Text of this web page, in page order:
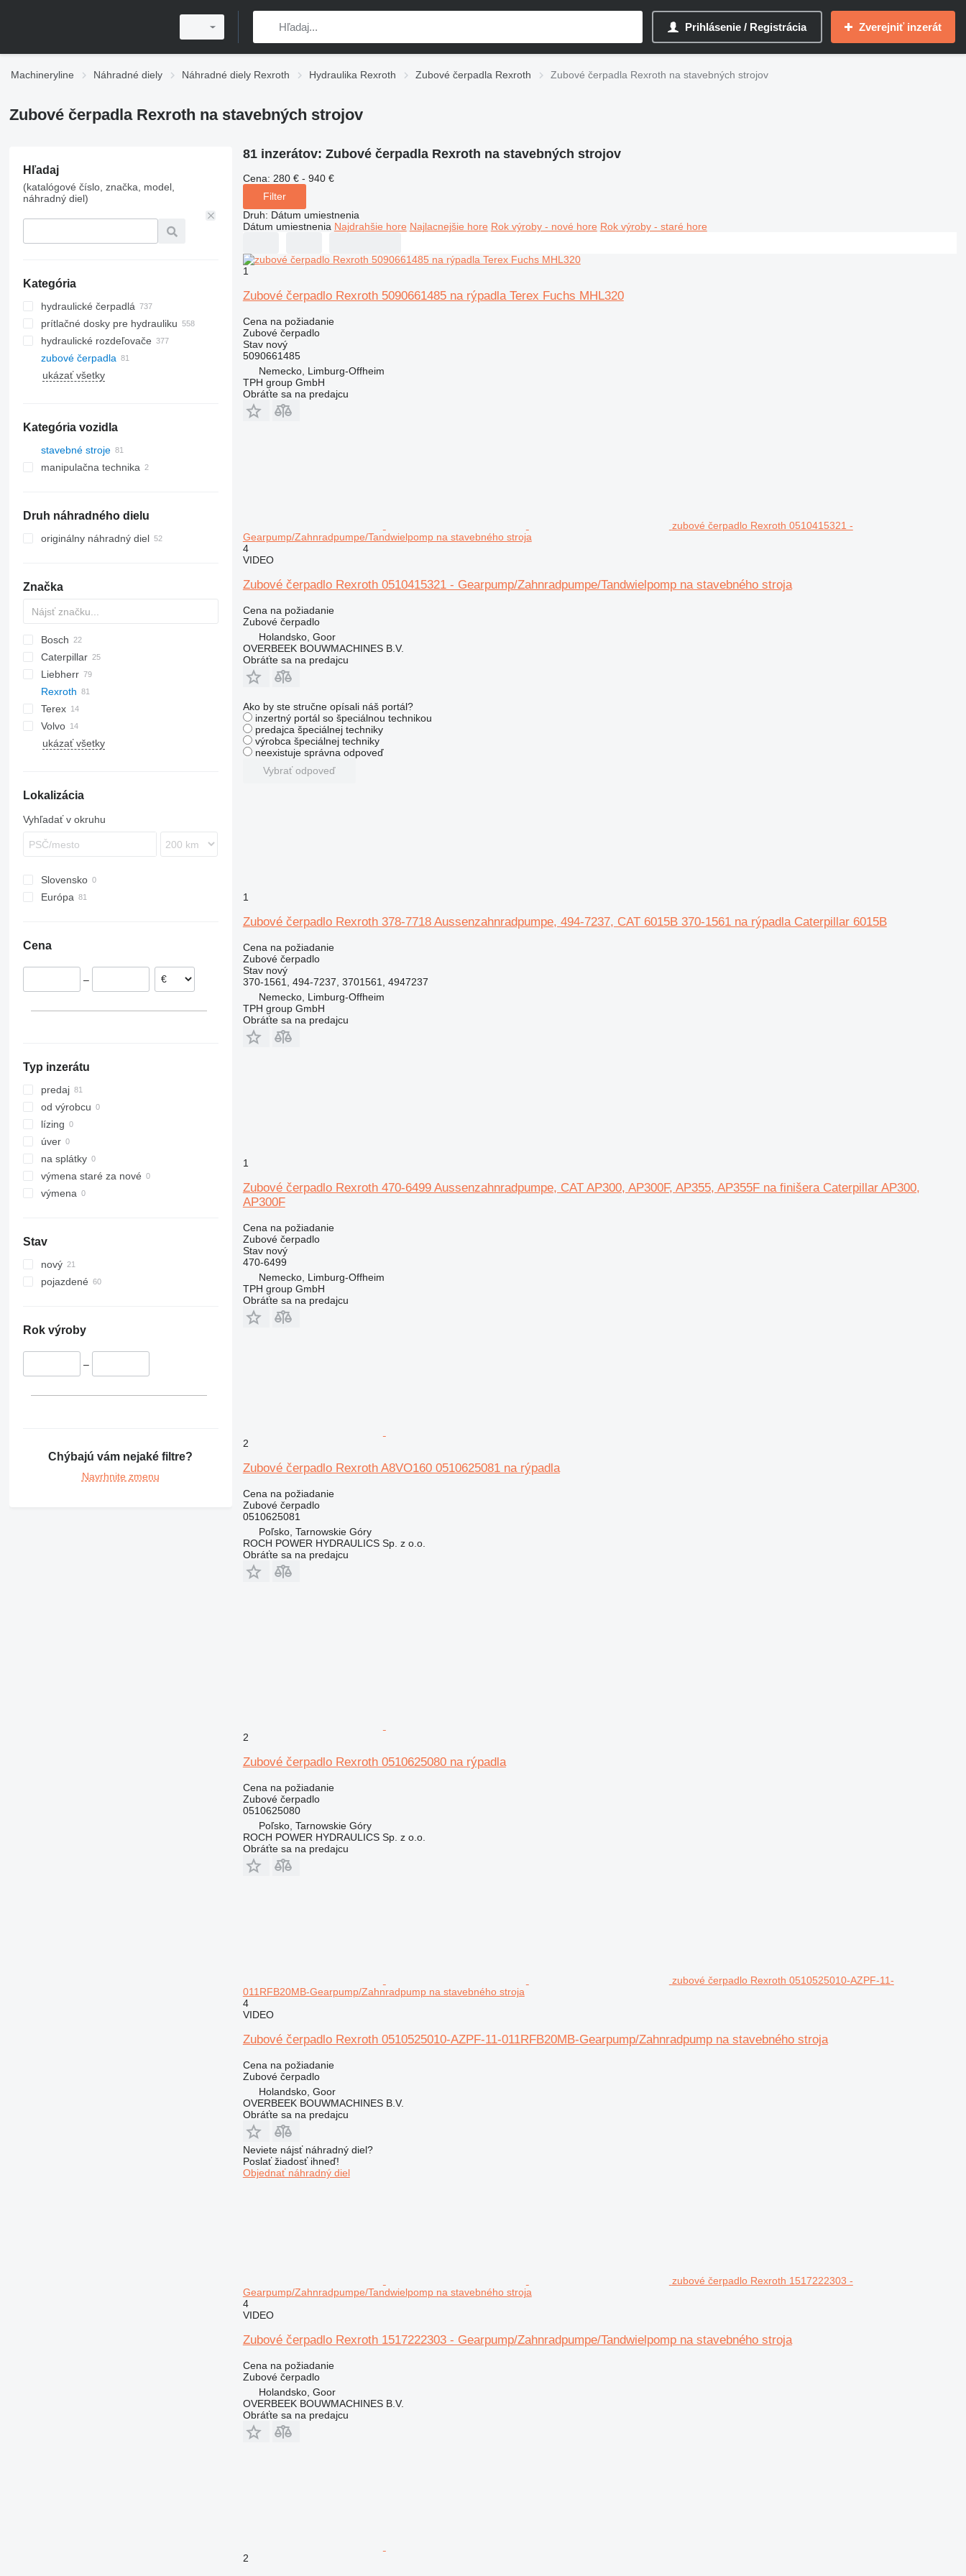
Prihlásenie / Registrácia Zverejniť inzerát
Machineryline Náhradné diely Náhradné diely Rexroth Hydraulika Rexroth Zubové čerpadla Rexroth Zubové čerpadla Rexroth na stavebných strojov
Zubové čerpadla Rexroth na stavebných strojov
Hľadaj
(katalógové číslo, značka, model,
náhradný diel)
Kategória
hydraulické čerpadlá
prítlačné dosky pre hydrauliku
hydraulické rozdeľovače
zubové čerpadla
ukázať všetky
Kategória vozidla
stavebné stroje
rýpadlá
finišery
stavebné nakladače
kolesové nakladače
iné stavebné stroje
manipulačna technika
Druh náhradného dielu
originálny náhradný diel
Značka
AS
AZ
1604
D-series
Bosch
445
450
CX
Caterpillar
907
988
D series
ATF
AT
EX
ZW
ZX
HL-series
406
427
GD
PC
WA
KMK
Liebherr
A-series
L-series
LH
LTM
R-series
12
LB
W-series
L-series
RH
Rexroth
HML
SKL
Terex
A-series
AC
Volvo
EC
6503
WG
V-series
ukázať všetky
Lokalizácia
Vyhľadať v okruhu
Slovensko
Európa
Taliansko
Cena
–
Typ inzerátu
predaj
od výrobcu
lízing
úver
na splátky
výmena staré za nové
výmena
Stav
nový
pojazdené
Rok výroby
–
Chýbajú vám nejaké filtre?
Navrhnite zmenu
81 inzerátov: Zubové čerpadla Rexroth na stavebných strojov
Cena: 280 € - 940 €
Filter
Druh: Dátum umiestnenia
Dátum umiestnenia Najdrahšie hore Najlacnejšie hore Rok výroby - nové hore Rok výroby - staré hore
1
Zubové čerpadlo Rexroth 5090661485 na rýpadla Terex Fuchs MHL320
Cena na požiadanie
Zubové čerpadlo
Stavnový
5090661485
Nemecko, Limburg-Offheim
TPH group GmbH
Obráťte sa na predajcu
zubové čerpadlo Rexroth 0510415321 -
Gearpump/Zahnradpumpe/Tandwielpomp na stavebného stroja
4
VIDEO
Zubové čerpadlo Rexroth 0510415321 - Gearpump/Zahnradpumpe/Tandwielpomp na stavebného stroja
Cena na požiadanie
Zubové čerpadlo
Holandsko, Goor
OVERBEEK BOUWMACHINES B.V.
Obráťte sa na predajcu
Ako by ste stručne opísali náš portál?
inzertný portál so špeciálnou technikou
predajca špeciálnej techniky
výrobca špeciálnej techniky
neexistuje správna odpoveď
Vybrať odpoveď
1
Zubové čerpadlo Rexroth 378-7718 Aussenzahnradpumpe, 494-7237, CAT 6015B 370-1561 na rýpadla Caterpillar 6015B
Cena na požiadanie
Zubové čerpadlo
Stavnový
370-1561, 494-7237, 3701561, 4947237
Nemecko, Limburg-Offheim
TPH group GmbH
Obráťte sa na predajcu
1
Zubové čerpadlo Rexroth 470-6499 Aussenzahnradpumpe, CAT AP300, AP300F, AP355, AP355F na finišera Caterpillar AP300,
AP300F
Cena na požiadanie
Zubové čerpadlo
Stavnový
470-6499
Nemecko, Limburg-Offheim
TPH group GmbH
Obráťte sa na predajcu
2
Zubové čerpadlo Rexroth A8VO160 0510625081 na rýpadla
Cena na požiadanie
Zubové čerpadlo
0510625081
Poľsko, Tarnowskie Góry
ROCH POWER HYDRAULICS Sp. z o.o.
Obráťte sa na predajcu
2
Zubové čerpadlo Rexroth 0510625080 na rýpadla
Cena na požiadanie
Zubové čerpadlo
0510625080
Poľsko, Tarnowskie Góry
ROCH POWER HYDRAULICS Sp. z o.o.
Obráťte sa na predajcu
zubové čerpadlo Rexroth 0510525010-AZPF-11-
011RFB20MB-Gearpump/Zahnradpump na stavebného stroja
4
VIDEO
Zubové čerpadlo Rexroth 0510525010-AZPF-11-011RFB20MB-Gearpump/Zahnradpump na stavebného stroja
Cena na požiadanie
Zubové čerpadlo
Holandsko, Goor
OVERBEEK BOUWMACHINES B.V.
Obráťte sa na predajcu
Neviete nájsť náhradný diel?
Poslať žiadosť ihneď!
Objednať náhradný diel
zubové čerpadlo Rexroth 1517222303 -
Gearpump/Zahnradpumpe/Tandwielpomp na stavebného stroja
4
VIDEO
Zubové čerpadlo Rexroth 1517222303 - Gearpump/Zahnradpumpe/Tandwielpomp na stavebného stroja
Cena na požiadanie
Zubové čerpadlo
Holandsko, Goor
OVERBEEK BOUWMACHINES B.V.
Obráťte sa na predajcu
2